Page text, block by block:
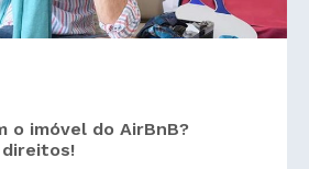
o imóvel do AirBnB?
direitos!